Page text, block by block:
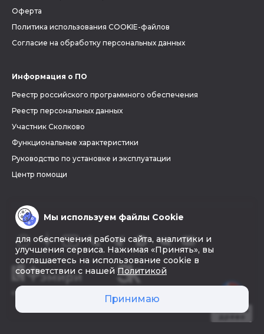
Оферта
Политика использования COOKIE-файлов
Согласие на обработку персональных данных
Информация о ПО
Реестр российского программного обеспечения
Реестр персональных данных
Участник Сколково
Функциональные характеристики
Руководство по установке и эксплуатации
Центр помощи
© 2026 «Фэмири»
Мы используем файлы Cookie
для обеспечения работы сайта, аналитики и
улучшения сервиса. Нажимая «Принять», вы
соглашаетесь на использование cookie в
соответствии с нашей Политикой
Принимаю
Создать